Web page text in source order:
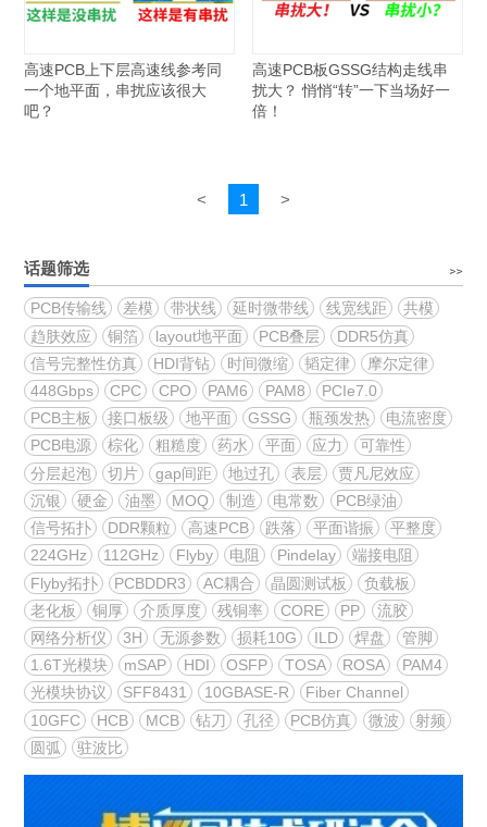
高速PCB上下层高速线参考同
一个地平面，串扰应该很大
吧？
高速PCB板GSSG结构走线串
扰大？ 悄悄“转”一下当场好一
倍！
< 1 >
话题筛选
PCB传输线 差模 带状线 延时微带线 线宽线距
共模
趋肤效应
铜箔 layout地平面 PCB叠层
DDR5仿真
信号完整性仿真
HDI背钻 时间微缩 韬定律
摩尔定律
448Gbps
CPC CPO PAM6 PAM8
PCIe7.0
PCB主板
接口板级 地平面 GSSG 瓶颈发热
电流密度
PCB电源
棕化 粗糙度 药水 平面 应力
可靠性
分层起泡
切片 gap间距 地过孔 表层
贾凡尼效应
沉银
硬金 油墨 MOQ 制造 电常数
PCB绿油
信号拓扑
DDR颗粒 高速PCB 跌落 平面谐振
平整度
224GHz
112GHz Flyby 电阻 Pindelay
端接电阻
Flyby拓扑
PCBDDR3 AC耦合 晶圆测试板
负载板
老化板
铜厚 介质厚度 残铜率 CORE PP
流胶
网络分析仪
3H 无源参数 损耗10G ILD 焊盘
管脚
1.6T光模块
mSAP HDI OSFP TOSA ROSA
PAM4
光模块协议
SFF8431 10GBASE-R
Fiber Channel
10GFC
HCB MCB 钻刀 孔径 PCB仿真 微波
射频
圆弧
驻波比